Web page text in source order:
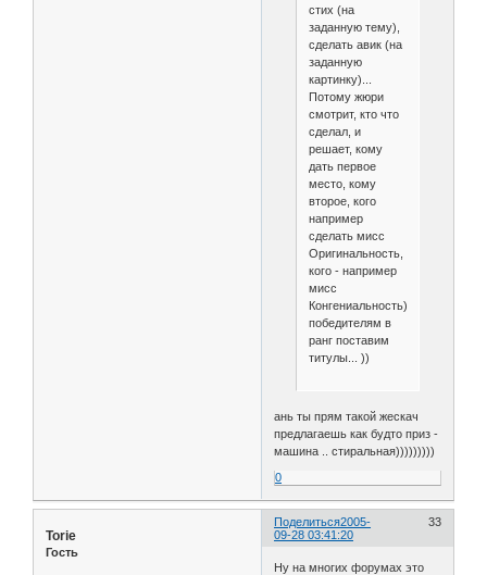
стих (на
заданную тему),
сделать авик (на
заданную
картинку)...
Потому жюри
смотрит, кто что
сделал, и
решает, кому
дать первое
место, кому
второе, кого
например
сделать мисс
Оригинальность,
кого - например
мисс
Конгениальность))
победителям в
ранг поставим
титулы... ))
ань ты прям такой жескач
предлагаешь как будто приз -
машина .. стиральная)))))))))
0
Поделиться 33
2005-
09-28 03:41:20
Torie
Гость
Ну на многих форумах это